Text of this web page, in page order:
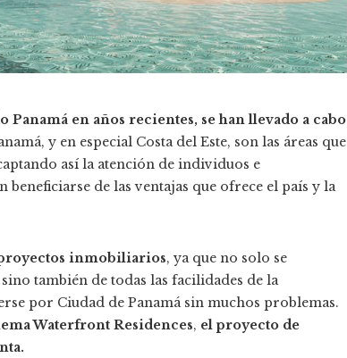
en años recientes, se han llevado a cabo
y en especial Costa del Este, son las áreas que
así la atención de individuos e
de las ventajas que ofrece el país y la
inmobiliarios, ya que no solo se
también de todas las facilidades de la
por Ciudad de Panamá sin muchos problemas.
Waterfront Residences, el proyecto de